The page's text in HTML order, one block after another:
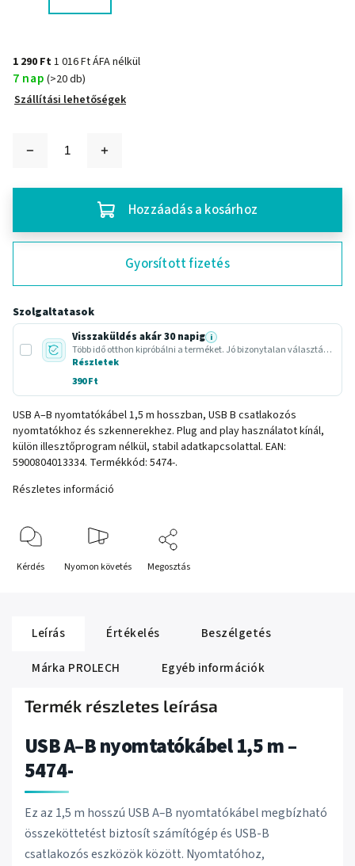
1 290 Ft1 016 Ft ÁFA nélkül
7 nap (>20 db)
Szállítási lehetőségek
Hozzáadás a kosárhoz
Gyorsított fizetés
Szolgaltatasok
Visszaküldés akár 30 napig i
Több idő otthon kipróbálni a terméket. Jó bizonytalan választásnál vagy ajándéknál.
Részletek
390 Ft
USB A–B nyomtatókábel 1,5 m hosszban, USB B csatlakozós
nyomtatókhoz és szkennerekhez. Plug and play használatot kínál,
külön illesztőprogram nélkül, stabil adatkapcsolattal. EAN:
5900804013334. Termékkód: 5474-.
Részletes információ
Kérdés Nyomon követés Megosztás
Leírás Értékelés
Beszélgetés
Márka PROLECH Egyéb információk
Termék részletes leírása
USB A–B nyomtatókábel 1,5 m –
5474-
Ez az 1,5 m hosszú USB A–B nyomtatókábel megbízható
összeköttetést biztosít számítógép és USB-B
csatlakozós eszközök között. Nyomtatóhoz,